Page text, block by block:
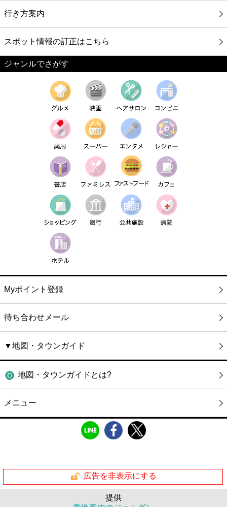
行き方案内
スポット情報の訂正はこちら
ジャンルでさがす
Myポイント登録
待ち合わせメール
▼地図・タウンガイド
地図・タウンガイドとは?
メニュー
広告を非表示にする
提供